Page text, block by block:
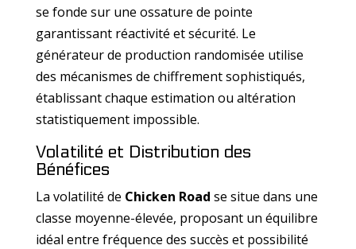
se fonde sur une ossature de pointe
garantissant réactivité et sécurité. Le
générateur de production randomisée utilise
des mécanismes de chiffrement sophistiqués,
établissant chaque estimation ou altération
statistiquement impossible.
Volatilité et Distribution des
Bénéfices
La volatilité de Chicken Road se situe dans une
classe moyenne-élevée, proposant un équilibre
idéal entre fréquence des succès et possibilité